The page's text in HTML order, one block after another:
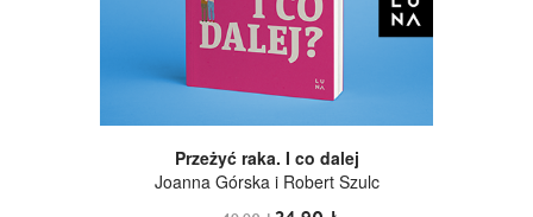
Przeżyć raka. I co dalej
Joanna Górska i Robert Szulc